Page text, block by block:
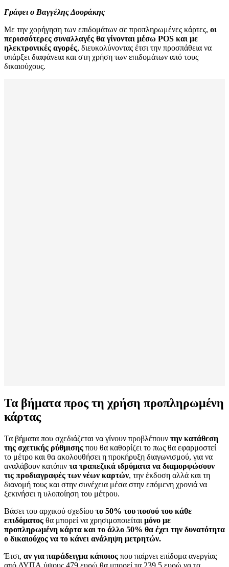
Γράφει ο Βαγγέλης Δουράκης
Με την χορήγηση των επιδομάτων σε προπληρωμένες κάρτες, οι
περισσότερες συναλλαγές θα γίνονται μέσω POS και με
ηλεκτρονικές αγορές, διευκολύνοντας έτσι την προσπάθεια να
υπάρξει διαφάνεια και στη χρήση των επιδομάτων από τους
δικαιούχους.
Τα βήματα προς τη χρήση προπληρωμένη
κάρτας
Τα βήματα που σχεδιάζεται να γίνουν προβλέπουν την κατάθεση
της σχετικής ρύθμισης που θα καθορίζει το πως θα εφαρμοστεί
το μέτρο και θα ακολουθήσει η προκήρυξη διαγωνισμού, για να
αναλάβουν κατόπιν τα τραπεζικά ιδρύματα να διαμορφώσουν
τις προδιαγραφές των νέων καρτών, την έκδοση αλλά και τη
διανομή τους και στην συνέχεια μέσα στην επόμενη χρονιά να
ξεκινήσει η υλοποίηση του μέτρου.
Βάσει του αρχικού σχεδίου το 50% του ποσού του κάθε
επιδόματος θα μπορεί να χρησιμοποιείται μόνο με
προπληρωμένη κάρτα και το άλλο 50% θα έχει την δυνατότητα
ο δικαιούχος να το κάνει ανάληψη μετρητών.
Έτσι, αν για παράδειγμα κάποιος που παίρνει επίδομα ανεργίας
από ΔΥΠΑ ύψους 479 ευρώ θα μπορεί τα 239,5 ευρώ να τα